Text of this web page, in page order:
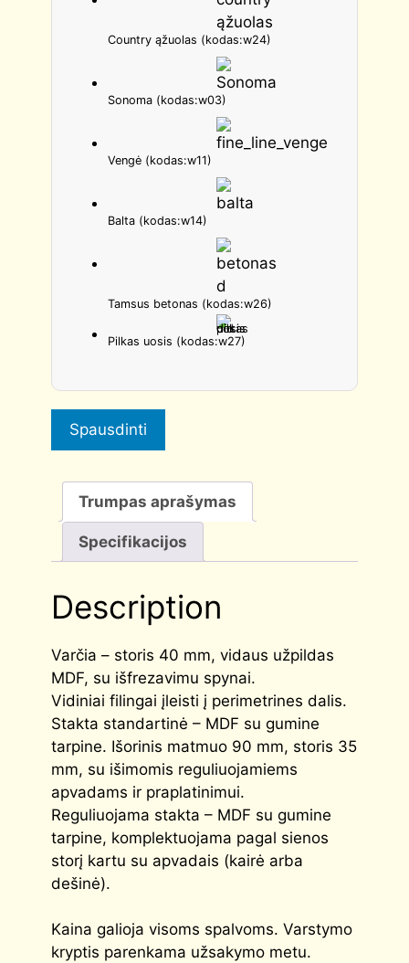
Country ąžuolas (kodas:w24)
Sonoma (kodas:w03)
Vengė (kodas:w11)
Balta (kodas:w14)
Tamsus betonas (kodas:w26)
Pilkas uosis (kodas:w27)
Spausdinti
Trumpas aprašymas
Specifikacijos
Description
Varčia – storis 40 mm, vidaus užpildas
MDF, su išfrezavimu spynai.
Vidiniai filingai įleisti į perimetrines dalis.
Stakta standartinė – MDF su gumine
tarpine. Išorinis matmuo 90 mm, storis 35
mm, su išimomis reguliuojamiems
apvadams ir praplatinimui.
Reguliuojama stakta – MDF su gumine
tarpine, komplektuojama pagal sienos
storį kartu su apvadais (kairė arba
dešinė).
Kaina galioja visoms spalvoms. Varstymo
kryptis parenkama užsakymo metu.